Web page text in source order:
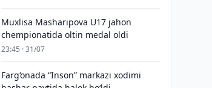
Muxlisa Masharipova U17 jahon
chempionatida oltin medal oldi
23:45 · 31/07
Farg‘onada “Inson” markazi xodimi